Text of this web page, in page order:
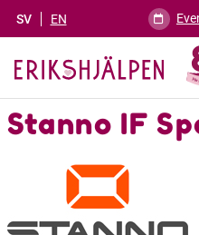
SV EN
Stanno IF